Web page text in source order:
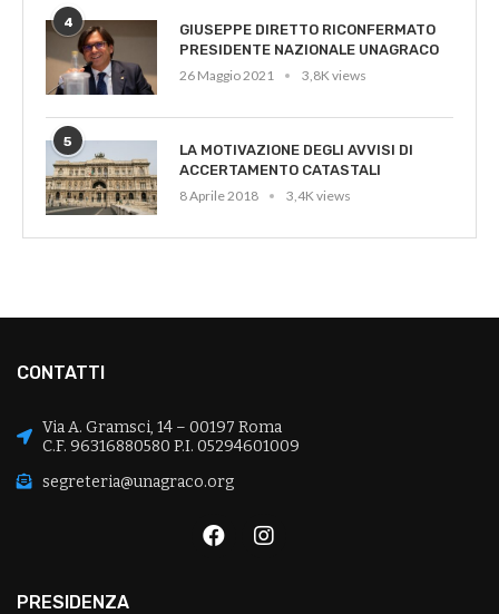
4
GIUSEPPE DIRETTO RICONFERMATO
PRESIDENTE NAZIONALE UNAGRACO
26 Maggio 2021
3,8K views
5
LA MOTIVAZIONE DEGLI AVVISI DI
ACCERTAMENTO CATASTALI
8 Aprile 2018
3,4K views
CONTATTI
Via A. Gramsci, 14 – 00197 Roma
C.F. 96316880580 P.I. 05294601009
segreteria@unagraco.org
PRESIDENZA